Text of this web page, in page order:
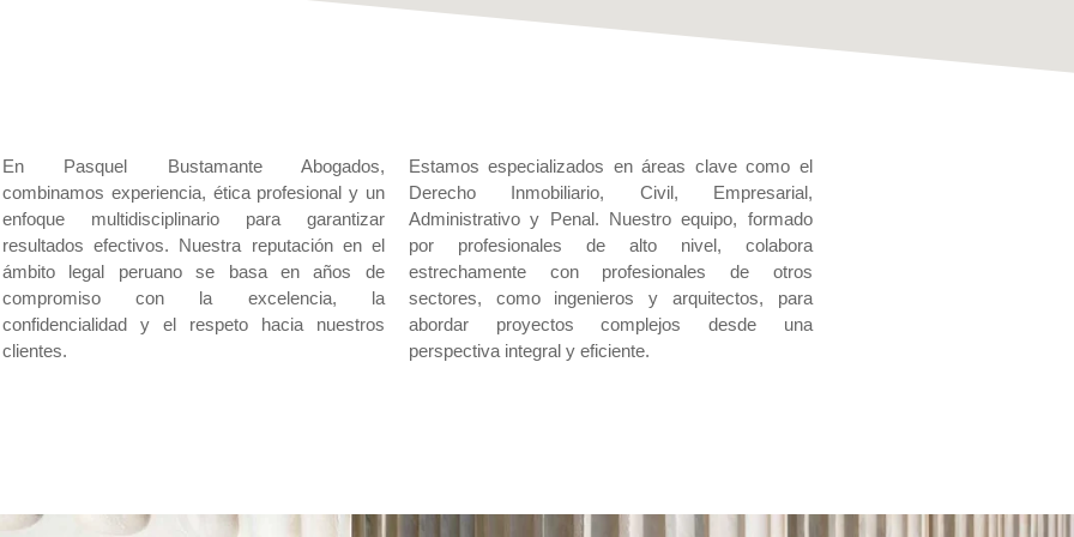
En Pasquel Bustamante Abogados,
combinamos experiencia, ética profesional y un
enfoque multidisciplinario para garantizar
resultados efectivos. Nuestra reputación en el
ámbito legal peruano se basa en años de
compromiso con la excelencia, la
confidencialidad y el respeto hacia nuestros
clientes.
Estamos especializados en áreas clave como el
Derecho Inmobiliario, Civil, Empresarial,
Administrativo y Penal. Nuestro equipo, formado
por profesionales de alto nivel, colabora
estrechamente con profesionales de otros
sectores, como ingenieros y arquitectos, para
abordar proyectos complejos desde una
perspectiva integral y eficiente.